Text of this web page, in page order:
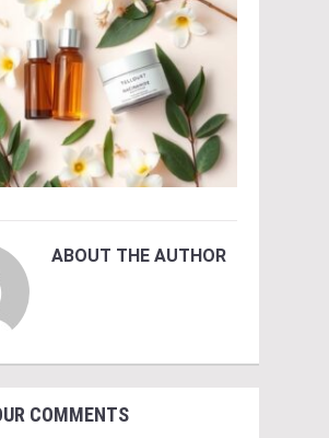
ABOUT THE AUTHOR
COMMENTS